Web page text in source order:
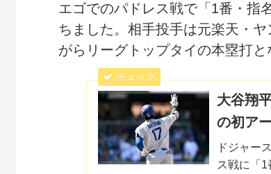
エゴでのパドレス戦で「1番・指
ちました。相手投手は元楽天・
がらリーグトップタイの本塁打
大谷翔
の初ア
ドジャー
ス戦に「